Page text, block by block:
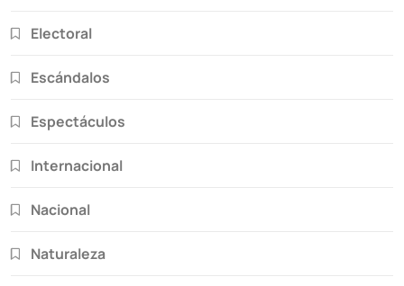
Electoral
Escándalos
Espectáculos
Internacional
Nacional
Naturaleza